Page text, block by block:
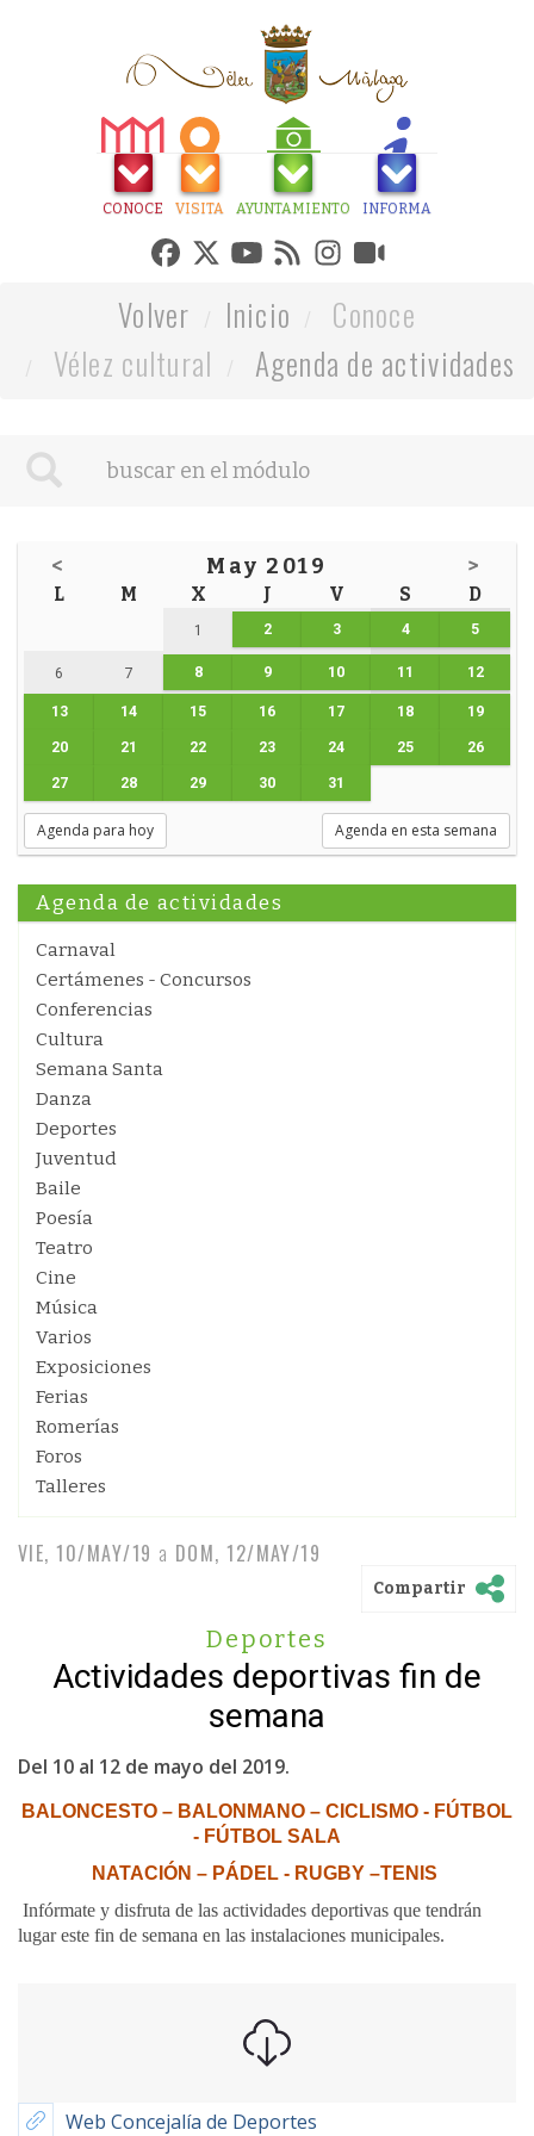
CONOCE VISITA AYUNTAMIENTO INFORMA
Volver Inicio
Conoce
Vélez cultural
Agenda de actividades
< May 2019 >
L M X J V S D
1 2 3 4 5
6 7 8 9 10 11 12
13 14 15 16 17 18 19
20 21 22 23 24 25 26
27 28 29 30 31
Agenda para hoy Agenda en esta semana
Agenda de actividades
Carnaval
Certámenes - Concursos
Conferencias
Cultura
Semana Santa
Danza
Deportes
Juventud
Baile
Poesía
Teatro
Cine
Música
Varios
Exposiciones
Ferias
Romerías
Foros
Talleres
VIE, 10/MAY/19 a DOM, 12/MAY/19
Compartir
Deportes
Actividades deportivas fin de
semana
Del 10 al 12 de mayo del 2019.
BALONCESTO – BALONMANO – CICLISMO - FÚTBOL
- FÚTBOL SALA
NATACIÓN – PÁDEL - RUGBY –TENIS
Infórmate y disfruta de las actividades deportivas que tendrán
lugar este fin de semana en las instalaciones municipales.
Web Concejalía de Deportes